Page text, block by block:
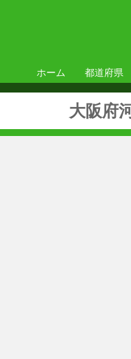
ホーム 都道府県
大阪府